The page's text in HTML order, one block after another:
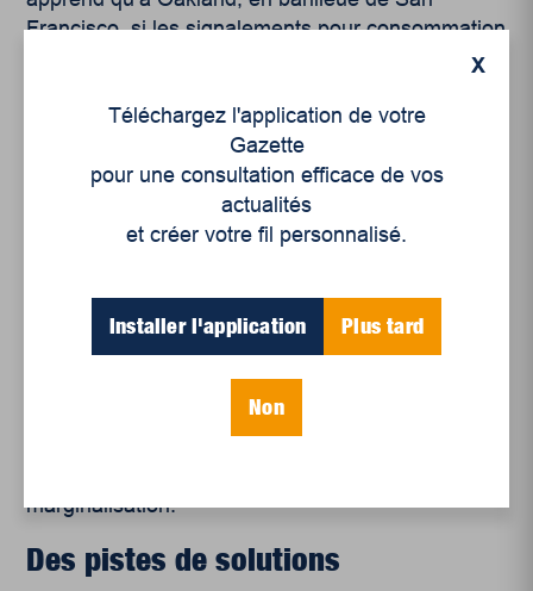
Francisco, si les signalements pour consommation
de drogues ont surtout lieu dans les quartiers à
est pourtant répartie de façon quasi égale sur la
totalité du territoire. Déjà, donc, la présence
policière semble plus élevée dans ces quartiers en
raison de certains biais de disponibilité. En ce
sens, lorsqu’un logiciel comme PredPol traite les
les quartiers à prédominance noire qui sont définis
comme des « hotspots » de criminalité. Les corps
policiers y augmentent conséquemment leur
présence, ce qui mène à plus d’arrestations, donc,
à nouveau, à plus de données sur les arrestations
marginalisation.
Des pistes de solutions
X
Téléchargez l'application de votre
Gazette
pour une consultation efficace de vos
actualités
et créer votre fil personnalisé.
Installer l'application Plus tard
Non